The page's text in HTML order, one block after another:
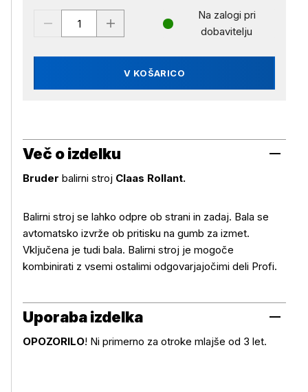
V KOŠARICO
Na zalogi pri
dobavitelju
Več o izdelku
Več o izdelku
Bruder balirni stroj Claas Rollant.
Balirni stroj se lahko odpre ob strani in zadaj. Bala se
avtomatsko izvrže ob pritisku na gumb za izmet.
Vključena je tudi bala. Balirni stroj je mogoče
kombinirati z vsemi ostalimi odgovarjajočimi deli Profi.
Uporaba izdelka
Uporaba izdelka
OPOZORILO! Ni primerno za otroke mlajše od 3 let.